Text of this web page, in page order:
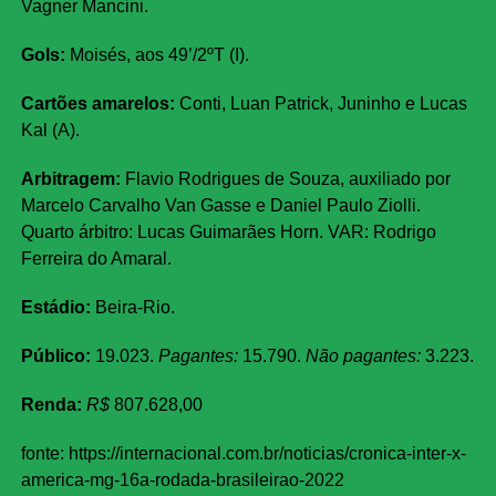
Vagner Mancini.
Gols: Moisés, aos 49’/2ºT (I).
Cartões amarelos: Conti, Luan Patrick, Juninho e Lucas
Kal (A).
Arbitragem: Flavio Rodrigues de Souza, auxiliado por
Marcelo Carvalho Van Gasse e Daniel Paulo Ziolli.
Quarto árbitro: Lucas Guimarães Horn. VAR: Rodrigo
Ferreira do Amaral.
Estádio: Beira-Rio.
Público: 19.023. Pagantes:15.790. Não pagantes:3.223.
Renda: R$807.628,00
fonte: https://internacional.com.br/noticias/cronica-inter-x-
america-mg-16a-rodada-brasileirao-2022